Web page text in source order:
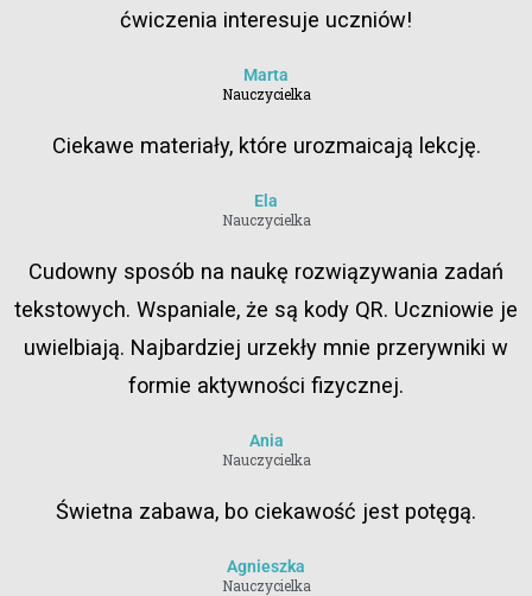
ćwiczenia interesuje uczniów!
Marta
Nauczycielka
Ciekawe materiały, które urozmaicają lekcję.
Ela
Nauczycielka
Cudowny sposób na naukę rozwiązywania zadań
tekstowych. Wspaniale, że są kody QR. Uczniowie je
uwielbiają. Najbardziej urzekły mnie przerywniki w
formie aktywności fizycznej.
Ania
Nauczycielka
Świetna zabawa, bo ciekawość jest potęgą.
Agnieszka
Nauczycielka